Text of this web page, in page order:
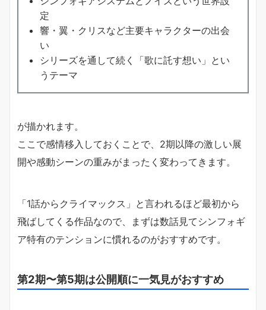
定
響・翼・クリスなど主要キャラクターの出会
い
シリーズを通して続く「歌に託す想い」とい
うテーマ
が描かれます。
ここで感情移入しておくことで、2期以降の激しい展
開や感動シーンの重みがまったく変わってきます。
「1話からクライマックス」と言われるほど最初から
飛ばしてくる作品なので、まずは数話見てシンフォギ
ア特有のテンションに慣れるのがおすすめです。
第2期〜第5期は公開順に一気見がおすすめ